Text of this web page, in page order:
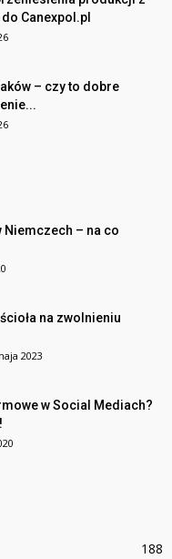
Canexpol.pl
– czy to dobre
– na co
na zwolnieniu
2023
w Social Mediach?
188